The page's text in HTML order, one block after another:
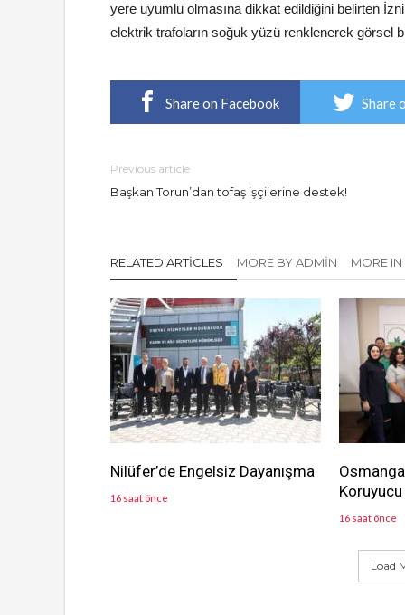
yere uyumlu olmasına dikkat edildiğini belirten
elektrik trafoların soğuk yüzü renklenerek görsel
Share on Facebook Share
Previous article
Başkan Torun’dan tofaş işçilerine destek!
RELATED ARTICLES MORE BY ADMIN MORE
Nilüfer’de Engelsiz Dayanışma
16 saat önce
16 saat önce
Load